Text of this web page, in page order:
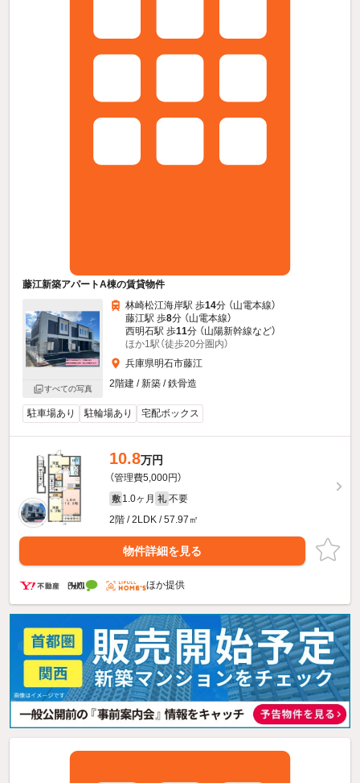
藤江新築アパートA棟の賃貸物件
すべての写真
林崎松江海岸駅 歩14分 （山電本線）
藤江駅 歩8分 （山電本線）
西明石駅 歩11分 （山陽新幹線など）
ほか1駅（徒歩20分圏内）
兵庫県明石市藤江
2階建 / 新築 / 鉄骨造
駐車場あり 駐輪場あり 宅配ボックス
10.8万円
（管理費5,000円）
敷 1.0ヶ月 礼 不要
2階 / 2LDK / 57.97㎡
物件詳細を見る
ほか提供